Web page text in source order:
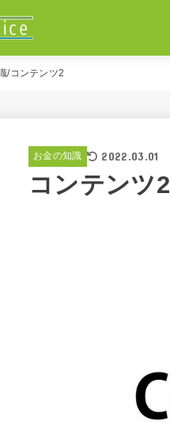
コンテンツ2
お金の知識 2022.03.01
コンテンツ2